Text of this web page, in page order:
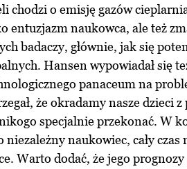
chodzi o emisję gazów
entuzjazm naukowca, ale też
badaczy, głównie, jak się
Hansen wypowiadał się
panaceum na
że okradamy nasze dzieci
specjalnie przekonać. W
niezależny naukowiec, cały
Warto dodać, że jego